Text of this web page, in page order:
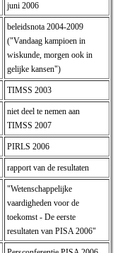
juni 2006
beleidsnota 2004-2009
("Vandaag kampioen in
wiskunde, morgen ook in
gelijke kansen")
TIMSS 2003
niet deel te nemen aan
TIMSS 2007
PIRLS 2006
rapport van de resultaten
"Wetenschappelijke
vaardigheden voor de
toekomst - De eerste
resultaten van PISA 2006"